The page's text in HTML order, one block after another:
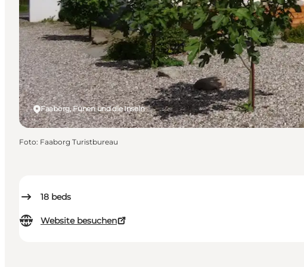
18 beds
Website besuchen
Faaborg, Fünen und die Inseln
Foto: Faaborg Turistbureau